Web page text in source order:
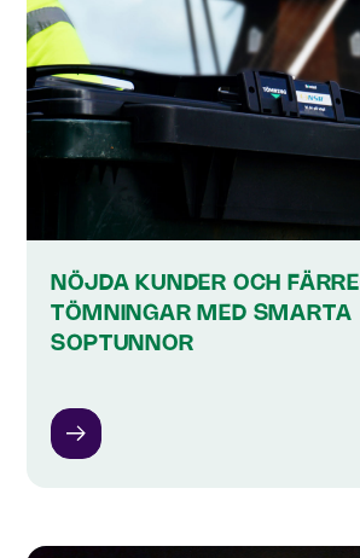
NÖJDA KUNDER OCH FÄRRE
TÖMNINGAR MED SMARTA
SOPTUNNOR